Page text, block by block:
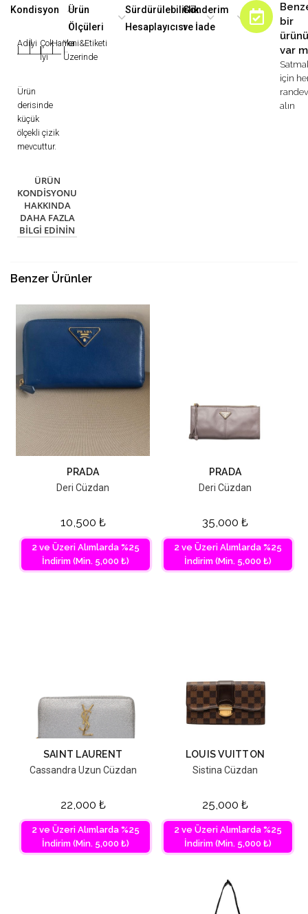
Kondisyon
Adilİyi
|
Çok
İyi
Harika
|
Yeni&Etiketi
Üzerinde
Ürün
derisinde
küçük
ölçekli çizik
mevcuttur.
ÜRÜN
KONDISYONU
HAKKINDA
DAHA FAZLA
BILGI EDININ
Ürün
Ölçüleri
Sürdürülebilirlik
Hesaplayıcısı
Gönderim
ve İade
bir
var
için
alın
Benzer Ürünler
PRADA
Deri Cüzdan
10,500 ₺
2 ve Üzeri Alımlarda %25
İndirim (Min. 5,000 ₺)
PRADA
Deri Cüzdan
35,000 ₺
2 ve Üzeri Alımlarda %25
İndirim (Min. 5,000 ₺)
SAINT LAURENT
Cassandra Uzun Cüzdan
22,000 ₺
2 ve Üzeri Alımlarda %25
İndirim (Min. 5,000 ₺)
LOUIS VUITTON
Sistina Cüzdan
25,000 ₺
2 ve Üzeri Alımlarda %25
İndirim (Min. 5,000 ₺)